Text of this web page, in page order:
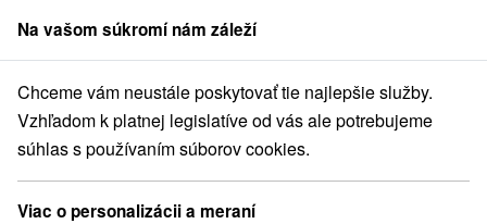
člen skupinySorger
Hotely Wellness hotely Demänovská dolina
Wellness hotely v Demänovskej
doline
Na vašom súkromí nám záleží
Chceme vám neustále poskytovať tie najlepšie služby.
Vzhľadom k platnej legislatíve od vás ale potrebujeme
súhlas s používaním súborov cookies.
Viac o personalizácii a meraní